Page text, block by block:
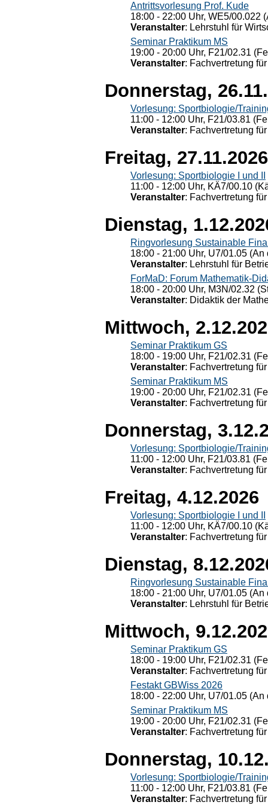
Antrittsvorlesung Prof. Kude
18:00 - 22:00 Uhr, WE5/00.022
Veranstalter: Lehrstuhl für
Seminar Praktikum MS
19:00 - 20:00 Uhr, F21/02.31
Veranstalter: Fachvertretung
Donnerstag,
Vorlesung: Sportbiologie/
11:00 - 12:00 Uhr, F21/03.81
Veranstalter: Fachvertretung
Freitag, 27.11.2026
Vorlesung: Sportbiologie I und II
11:00 - 12:00 Uhr, KÄ7/00.10
Veranstalter: Fachvertretung
Dienstag,
Ringvorlesung Sustainable
18:00 - 21:00 Uhr, U7/01.05
Veranstalter: Lehrstuhl für
ForMaD: Forum Mathematik-
18:00 - 20:00 Uhr, M3N/02.32
Veranstalter: Didaktik der
Mittwoch,
Seminar Praktikum GS
18:00 - 19:00 Uhr, F21/02.31
Veranstalter: Fachvertretung
Seminar Praktikum MS
19:00 - 20:00 Uhr, F21/02.31
Veranstalter: Fachvertretung
Donnerstag,
Vorlesung: Sportbiologie/
11:00 - 12:00 Uhr, F21/03.81
Veranstalter: Fachvertretung
Freitag, 4.12.2026
Vorlesung: Sportbiologie I und II
11:00 - 12:00 Uhr, KÄ7/00.10
Veranstalter: Fachvertretung
Dienstag,
Ringvorlesung Sustainable
18:00 - 21:00 Uhr, U7/01.05
Veranstalter: Lehrstuhl für
Mittwoch,
Seminar Praktikum GS
18:00 - 19:00 Uhr, F21/02.31
Veranstalter: Fachvertretung
Festakt GBWiss 2026
18:00 - 22:00 Uhr, U7/01.05
Seminar Praktikum MS
19:00 - 20:00 Uhr, F21/02.31
Veranstalter: Fachvertretung
Donnerstag,
Vorlesung: Sportbiologie/
11:00 - 12:00 Uhr, F21/03.81
Veranstalter: Fachvertretung